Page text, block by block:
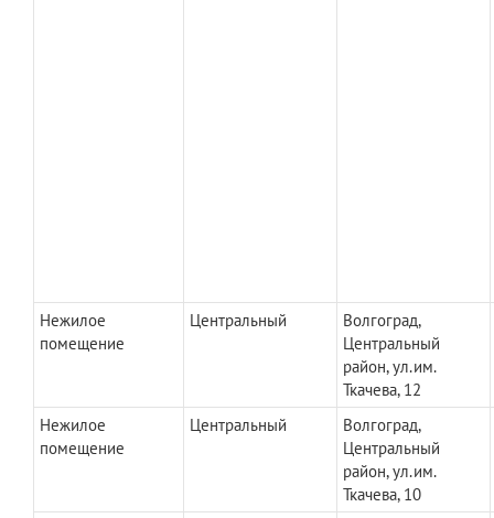
Нежилое
помещение
Центральный
Волгоград,
Центральный
район, ул.им.
Ткачева, 12
Нежилое
помещение
Центральный
Волгоград,
Центральный
район, ул.им.
Ткачева, 10